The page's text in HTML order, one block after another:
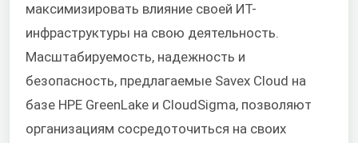
максимизировать влияние своей ИТ-
инфраструктуры на свою деятельность.
Масштабируемость, надежность и
безопасность, предлагаемые Savex Cloud на
базе HPE GreenLake и CloudSigma, позволяют
организациям сосредоточиться на своих